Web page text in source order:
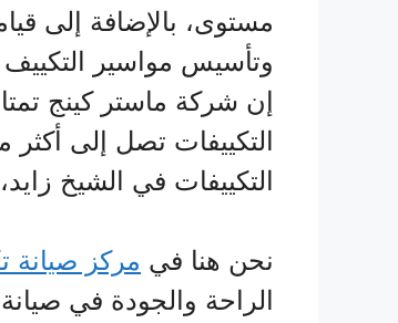
مستوى، بالإضافة إلى
وتأسيس مواسير
إن شركة ماستر كينج
التكييفات في الشيخ
نحن هنا في مركز صيانة
الراحة والجودة في